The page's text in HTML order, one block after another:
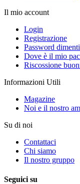
Il mio account
Login
Registrazione
Password
Dove è il mio
Riscossione
Informazioni Utili
Magazine
Noi e il nostro
Su di noi
Contattaci
Chi siamo
Il nostro gruppo
Seguici su